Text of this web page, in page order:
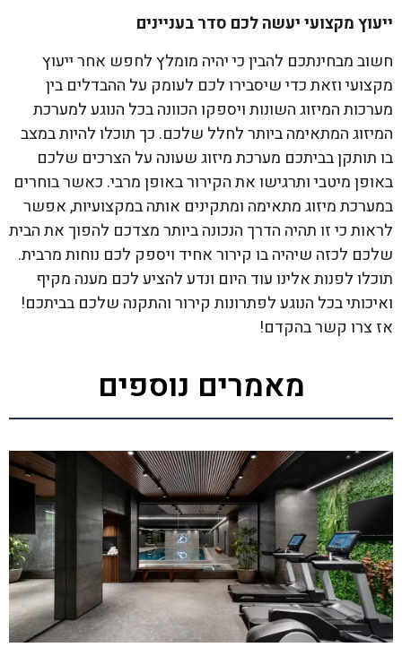
ייעוץ מקצועי יעשה לכם סדר בעניינים
חשוב מבחינתכם להבין כי יהיה מומלץ לחפש אחר ייעוץ
מקצועי וזאת כדי שיסבירו לכם לעומק על ההבדלים בין
מערכות המיזוג השונות ויספקו הכוונה בכל הנוגע למערכת
המיזוג המתאימה ביותר לחלל שלכם. כך תוכלו להיות במצב
בו תותקן בביתכם מערכת מיזוג שעונה על הצרכים שלכם
באופן מיטבי ותרגישו את הקירור באופן מרבי. כאשר בוחרים
במערכת מיזוג מתאימה ומתקינים אותה במקצועיות, אפשר
לראות כי זו תהיה הדרך הנכונה ביותר מצדכם להפוך את הבית
שלכם לכזה שיהיה בו קירור אחיד ויספק לכם נוחות מרבית.
תוכלו לפנות אלינו עוד היום ונדע להציע לכם מענה מקיף
ואיכותי בכל הנוגע לפתרונות קירור והתקנה שלכם בביתכם!
אז צרו קשר בהקדם!
מאמרים נוספים